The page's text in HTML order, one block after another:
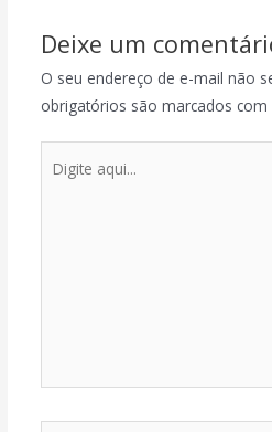
Deixe um
O seu endereço de e-mail não
obrigatórios são marcados com